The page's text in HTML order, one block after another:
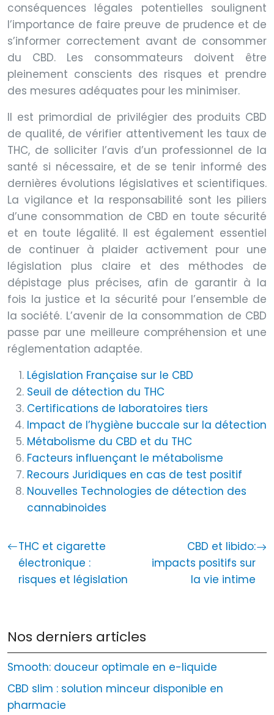
conséquences légales potentielles soulignent
l’importance de faire preuve de prudence et de
s’informer correctement avant de consommer
du CBD. Les consommateurs doivent être
pleinement conscients des risques et prendre
des mesures adéquates pour les minimiser.
Il est primordial de privilégier des produits CBD
de qualité, de vérifier attentivement les taux de
THC, de solliciter l’avis d’un professionnel de la
santé si nécessaire, et de se tenir informé des
dernières évolutions législatives et scientifiques.
La vigilance et la responsabilité sont les piliers
d’une consommation de CBD en toute sécurité
et en toute légalité. Il est également essentiel
de continuer à plaider activement pour une
législation plus claire et des méthodes de
dépistage plus précises, afin de garantir à la
fois la justice et la sécurité pour l’ensemble de
la société. L’avenir de la consommation de CBD
passe par une meilleure compréhension et une
réglementation adaptée.
Législation Française sur le CBD
Seuil de détection du THC
Certifications de laboratoires tiers
Impact de l’hygiène buccale sur la détection
Métabolisme du CBD et du THC
Facteurs influençant le métabolisme
Recours Juridiques en cas de test positif
Nouvelles Technologies de détection des
cannabinoides
THC et cigarette
électronique :
risques et législation
CBD et libido:
impacts positifs sur
la vie intime
Nos derniers articles
Smooth: douceur optimale en e-liquide
CBD slim : solution minceur disponible en
pharmacie